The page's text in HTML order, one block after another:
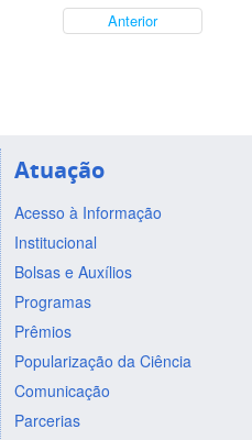
Anterior
Atuação
Acesso à Informação
Institucional
Bolsas e Auxílios
Programas
Prêmios
Popularização da Ciência
Comunicação
Parcerias